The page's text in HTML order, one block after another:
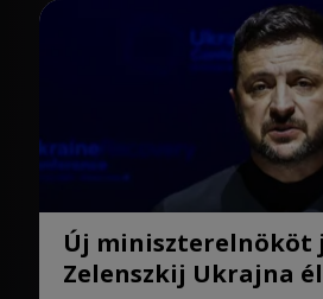
Új miniszterelnököt
Zelenszkij Ukrajna